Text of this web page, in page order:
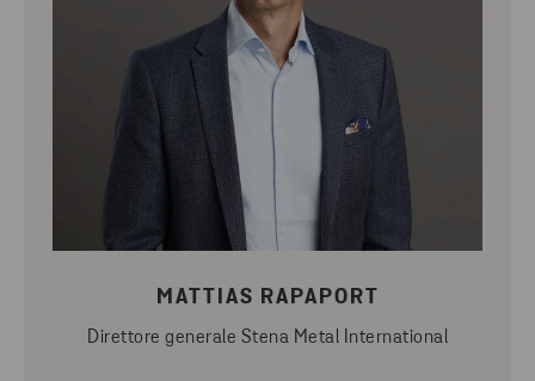
MATTIAS RAPAPORT
Direttore generale Stena Metal International